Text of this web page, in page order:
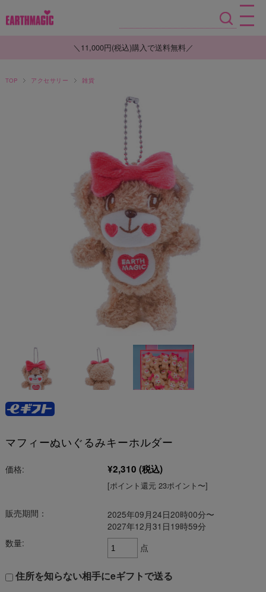
＼11,000円(税込)購入で送料無料／
TOP アクセサリー 雑貨
マフィーぬいぐるみキーホルダー
価格: ¥2,310 (税込)
[ポイント還元 23ポイント〜]
販売期間：
2025年09月24日20時00分〜
2027年12月31日19時59分
数量:
点
住所を知らない相手にeギフトで送る